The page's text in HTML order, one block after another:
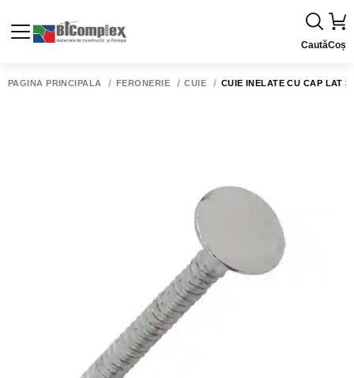
CautăCoș
PAGINA PRINCIPALĂ FERONERIE CUIE CUIE INELATE CU CAP LAT